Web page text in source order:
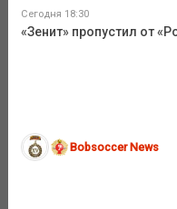
Сегодня 18:30
«Зенит» пропустил от
Bobsoccer News